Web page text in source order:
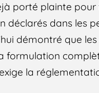
porté plainte
déclarés dans les
démontré que
formulation
la